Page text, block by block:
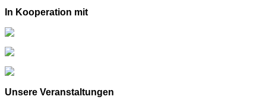
In Kooperation mit
Unsere Veranstaltungen